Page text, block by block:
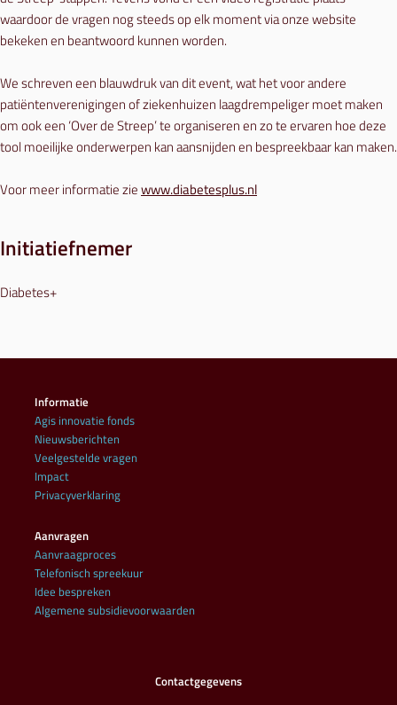
waardoor de vragen nog steeds op elk moment via onze website
bekeken en beantwoord kunnen worden.
We schreven een blauwdruk van dit event, wat het voor andere
patiëntenverenigingen of ziekenhuizen laagdrempeliger moet maken
om ook een ‘Over de Streep’ te organiseren en zo te ervaren hoe deze
tool moeilijke onderwerpen kan aansnijden en bespreekbaar kan maken.
Voor meer informatie ziewww.diabetesplus.nl
Initiatiefnemer
Diabetes+
Informatie
Agis innovatie fonds
Nieuwsberichten
Veelgestelde vragen
Impact
Privacyverklaring
Aanvragen
Aanvraagproces
Telefonisch spreekuur
Idee bespreken
Algemene subsidievoorwaarden
Contactgegevens